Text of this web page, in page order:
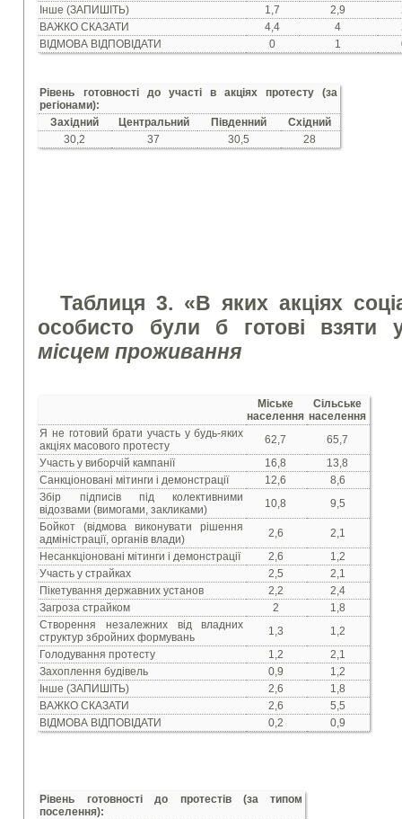
Інше (ЗАПИШІТЬ)
1,7 2,9
ВАЖКО СКАЗАТИ
4,4 4
ВІДМОВА ВІДПОВІДАТИ
0 1
Рівень готовності до участі в акціях протесту (за
регіонами):
Західний
Центральний Південний
Східний
30,2
37 30,5 28
Таблиця 3. «В яких акціях
особисто були б готові взяти
місцем проживання
Міське
населення
Сільське
населення
Я не готовий брати участь у будь-яких
акціях масового протесту
62,7
65,7
Участь у виборчій кампанії
16,8
13,8
Санкціоновані мітинги і демонстрації
12,6
8,6
Збір підписів під колективними
відозвами (вимогами, закликами)
10,8
9,5
Бойкот (відмова виконувати рішення
адміністрації, органів влади)
2,6
2,1
Несанкціоновані мітинги і демонстрації
2,6
1,2
Участь у страйках
2,5
2,1
Пікетування державних установ
2,2
2,4
Загроза страйком
2
1,8
Створення незалежних від владних
структур збройних формувань
1,3
1,2
Голодування протесту
1,2
2,1
Захоплення будівель
0,9
1,2
Інше (ЗАПИШІТЬ)
2,6
1,8
ВАЖКО СКАЗАТИ
2,6
5,5
ВІДМОВА ВІДПОВІДАТИ
0,2 0,9
Рівень готовності до протестів (за типом
поселення):